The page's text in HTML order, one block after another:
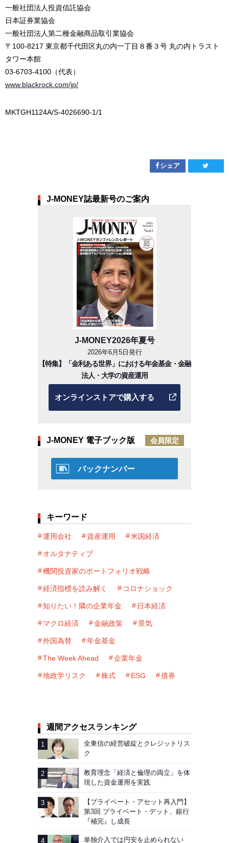
一般社団法人投資信託協会
日本証券業協会
一般社団法人第二種金融商品取引業協会
〒100-8217 東京都千代田区丸の内一丁目８番３号 丸の内トラスト
タワー本館
03-6703-4100（代表）
www.blackrock.com/jp/
MKTGH1124A/S-4026690-1/1
シェア
J-MONEY誌最新号のご案内
J-MONEY2026年夏号
2026年6月5日発行
【特集】「金利ある世界」における年金基金・金融
法人・大学の資産運用
オンラインストアで購入する
J-MONEY 電子ブック版 会員限定
バックナンバー
キーワード
運用会社 資産運用 米国経済
オルタナティブ
機関投資家のポートフォリオ戦略
経済指標を読み解く コロナショック
知りたい！隣の企業年金 日本経済
マクロ経済 金融政策 景気
外国為替 年金基金
The Week Ahead 企業年金
地政学リスク 株式 ESG 債券
週間アクセスランキング
全東信の経営破綻とクレジットリス
ク
教育理念「経済と倫理の両立」を体
現した資金運用を実践
【プライベート・アセット再入門】
第3回 プライベート・デット、銀行
『補完』し成長
単独介入では円安を止められない